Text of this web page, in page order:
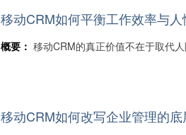
移动CRM如何平衡工作效率与
概要： 移动CRM的真正价值不在于取代
移动CRM如何改写企业管理的